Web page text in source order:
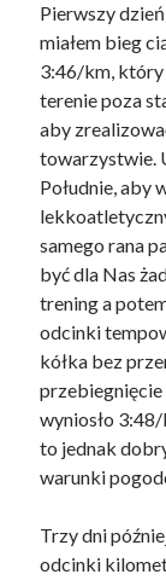
Pierwszy
miałem bieg
3:46/km, który
terenie poza
aby
towarzystwie.
Południe, aby
samego rana
być dla Nas
trening a
odcinki
kółka bez
wyniosło 3:48/
to jednak
warunki
Trzy dni
odcinki